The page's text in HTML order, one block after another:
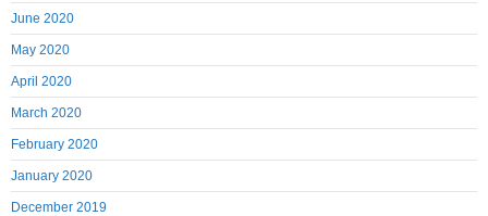
June 2020
May 2020
April 2020
March 2020
February 2020
January 2020
December 2019